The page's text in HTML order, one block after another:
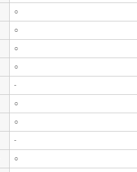
○
○
○
○
-
○
○
-
○